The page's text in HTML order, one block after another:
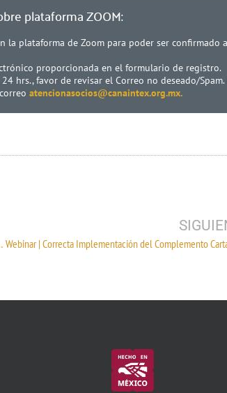
plataforma ZOOM:
plataforma de Zoom para poder ser confirmado
proporcionada en el formulario de registro.
hrs., favor de revisar el Correo no deseado/Spam.
atencionasocios@canaintex.org.mx.
el sector textil en Norteamérica Webinar | Correcta Implementación del Complemento